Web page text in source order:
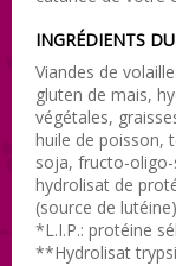
INGRÉDIENTS
Viandes de
gluten de mais,
végétales,
huile de poisson,
soja, fructo-oligo-
hydrolisat de
(source de
*L.I.P.: protéine
**Hydrolisat